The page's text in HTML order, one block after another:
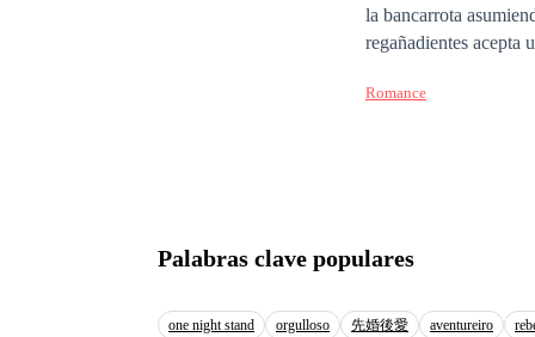
la bancarrota
regañadientes acepta
bien recibidas por la
LOS DERECHOS
Romance
Palabras clave populares
one night stand orgulloso 先婚後愛 aventureiro